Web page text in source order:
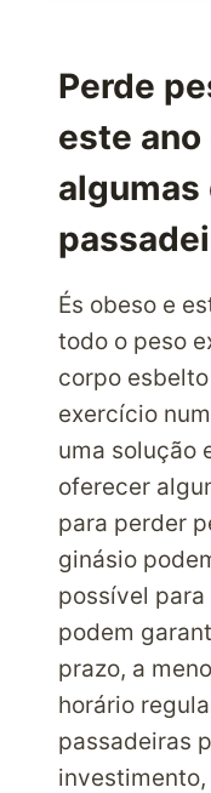
Perde
este
algumas
És obeso e
todo o peso
corpo
exercício
uma solução
oferecer
para perder
ginásio
possível
podem
prazo, a
horário
passadeiras